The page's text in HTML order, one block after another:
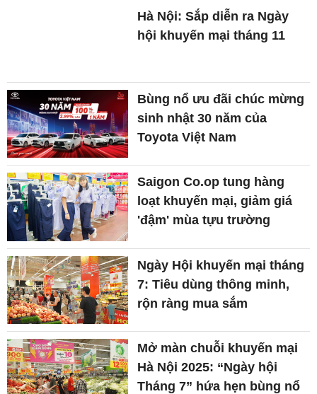
Hà Nội: Sắp diễn ra Ngày
hội khuyến mại tháng 11
Bùng nổ ưu đãi chúc mừng
sinh nhật 30 năm của
Toyota Việt Nam
Saigon Co.op tung hàng
loạt khuyến mại, giảm giá
'đậm' mùa tựu trường
Ngày Hội khuyến mại tháng
7: Tiêu dùng thông minh,
rộn ràng mua sắm
Mở màn chuỗi khuyến mại
Hà Nội 2025: “Ngày hội
Tháng 7” hứa hẹn bùng nổ